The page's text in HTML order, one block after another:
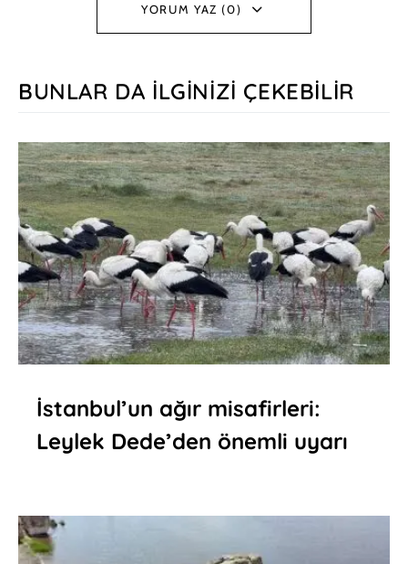
YORUM YAZ (0)
BUNLAR DA İLGINIZI ÇEKEBILIR
İstanbul’un ağır misafirleri:
Leylek Dede’den önemli uyarı